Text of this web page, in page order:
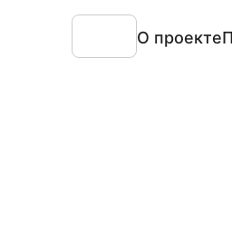
О проекте